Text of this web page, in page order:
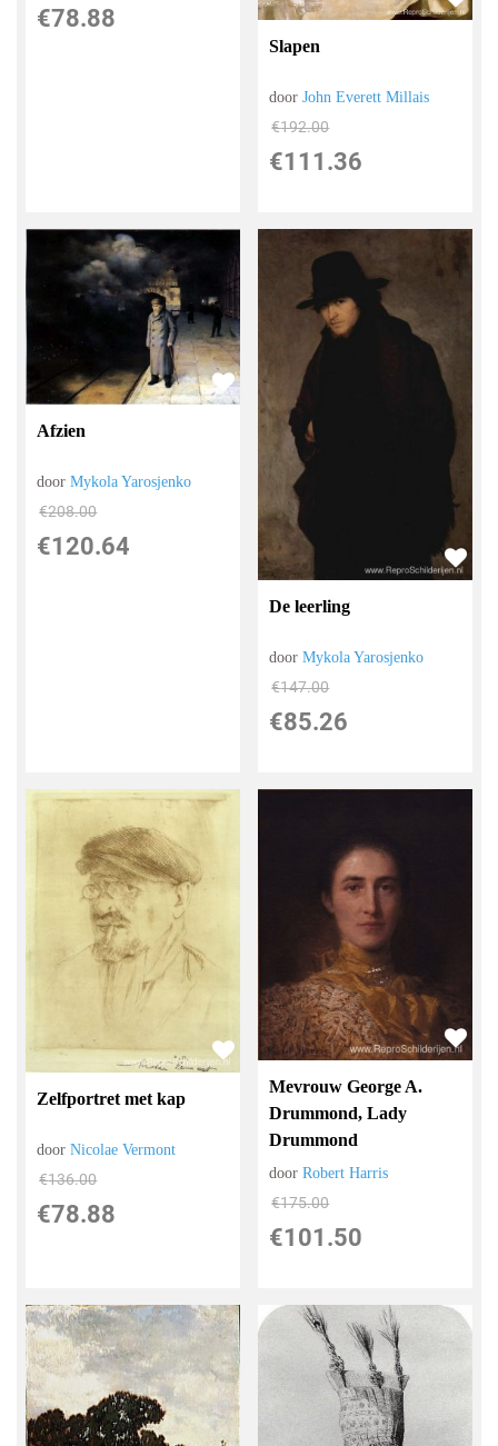
€78.88
Slapen
doorJohn Everett Millais
€192.00
€111.36
Afzien
doorMykola Yarosjenko
€208.00
€120.64
De leerling
doorMykola Yarosjenko
€147.00
€85.26
Zelfportret met kap
doorNicolae Vermont
€136.00
€78.88
Mevrouw George A.
Drummond, Lady
Drummond
doorRobert Harris
€175.00
€101.50